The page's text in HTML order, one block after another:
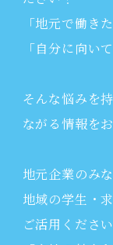
「地元で働き
「自分に向い
そんな悩みを
ながる情報を
地元企業のみ
地域の学生・
ご活用ください